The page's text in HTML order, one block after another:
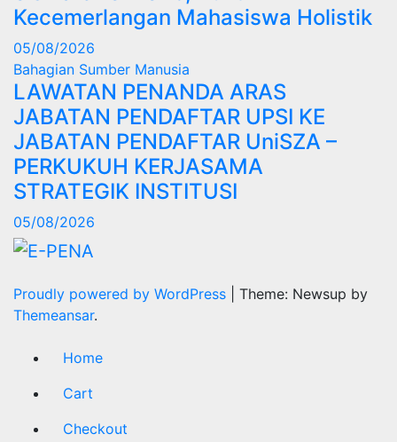
Kecemerlangan Mahasiswa Holistik
05/08/2026
Bahagian Sumber Manusia
LAWATAN PENANDA ARAS
JABATAN PENDAFTAR UPSI KE
JABATAN PENDAFTAR UniSZA –
PERKUKUH KERJASAMA
STRATEGIK INSTITUSI
05/08/2026
Proudly powered by WordPress
Theme: Newsup by
Themeansar.
Home
Cart
Checkout